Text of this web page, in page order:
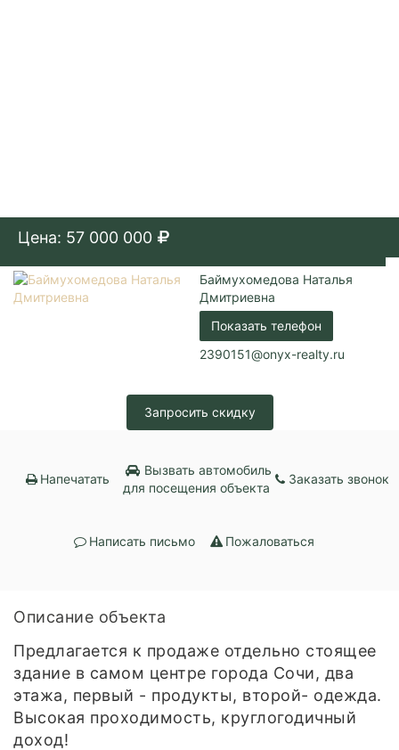
Цена: 57 000 000
Баймухомедова Наталья
Дмитриевна
Показать телефон
2390151@onyx-realty.ru
Запросить скидку
Напечатать
Вызвать автомобиль
для посещения объекта
Заказать звонок
Написать письмо Пожаловаться
Описание объекта
Предлагается к продаже отдельно стоящее
здание в самом центре города Сочи, два
этажа, первый - продукты, второй- одежда.
Высокая проходимость, круглогодичный
доход!